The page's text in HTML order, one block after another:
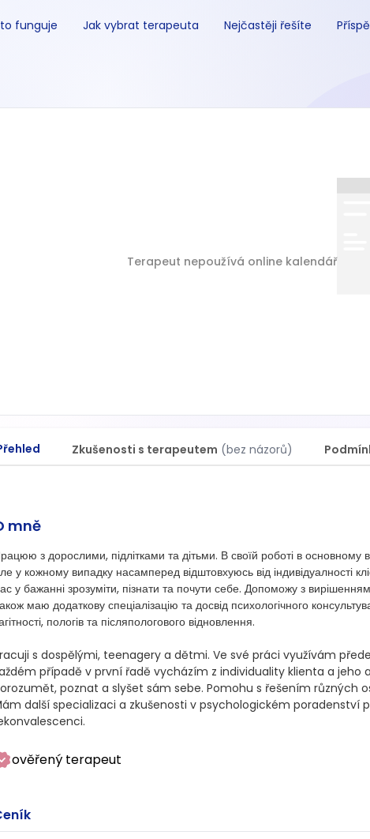
funguje Jak vybrat terapeuta Nejčastěji řešíte
Terapeut nepoužívá online kalendář
Zkušenosti s terapeutem (bez názorů)
mně
з дорослими, підлітками та дітьми. В своїй роботі в основному
у кожному випадку насамперед відштовхуюсь від індивідуалності
у бажанні зрозуміти, пізнати та почути себе. Допоможу з
маю додаткову спеціалізацію та досвід психологічного
пологів та післяпологового відновлення.
s dospělými, teenagery a dětmi. Ve své práci využívám
případě v první řadě vycházím z individuality klienta a
poznat a slyšet sám sebe. Pomohu s řešením různých
další specializaci a zkušenosti v psychologickém poradenství
ověřený terapeut